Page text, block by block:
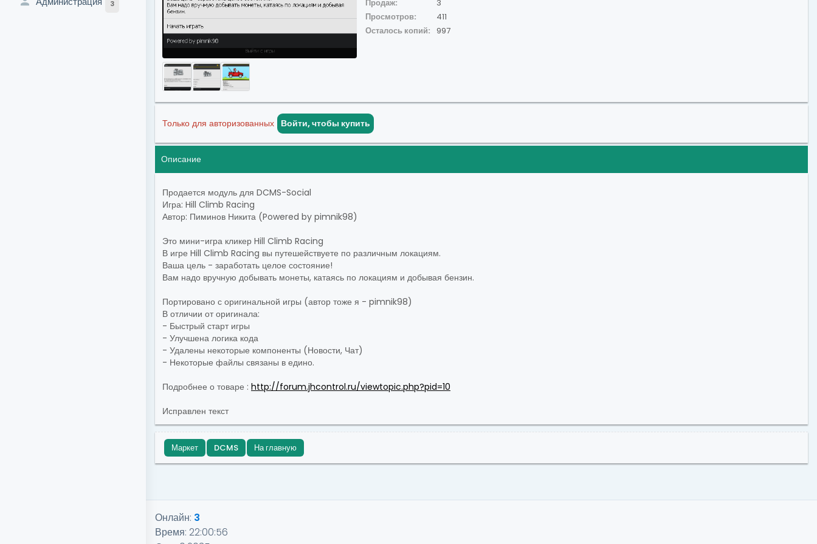
3
Продаж:
3
Просмотров:
411
Осталось копий:
997
Только для авторизованных Войти, чтобы купить
Описание
Продается модуль для DCMS-Social
Игра: Hill Climb Racing
Автор: Пиминов Никита (Powered by pimnik98)
Это мини-игра кликер Hill Climb Racing
В игре Hill Climb Racing вы путешействуете по различным локациям.
Ваша цель - заработать целое состояние!
Вам надо вручную добывать монеты, катаясь по локациям и добывая бензин.
Портировано с оригинальной игры (автор тоже я - pimnik98)
В отличии от оригинала:
- Быстрый старт игры
- Улучшена логика кода
- Удалены некоторые компоненты (Новости, Чат)
- Некоторые файлы связаны в едино.
Подробнее о товаре : http://forum.jhcontrol.ru/viewtopic.php?pid=10
Исправлен текст
Маркет DCMS На главную
Онлайн: 3
Время: 22:00:56